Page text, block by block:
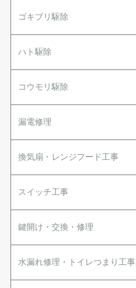
ゴキブリ駆除
ハト駆除
コウモリ駆除
漏電修理
換気扇・レンジフード工事
スイッチ工事
鍵開け・交換・修理
水漏れ修理・トイレつまり工事